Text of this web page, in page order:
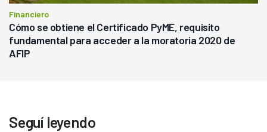
Financiero
Cómo se obtiene el Certificado PyME, requisito
fundamental para acceder a la moratoria 2020 de
AFIP
Seguí leyendo